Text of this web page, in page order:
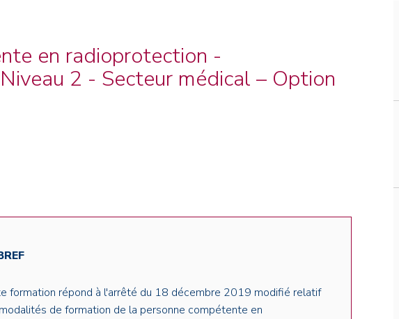
en radioprotection -
2 - Secteur médical – Option
formation répond à l'arrêté du 18 décembre 2019 modifié relatif
de formation de la personne compétente en